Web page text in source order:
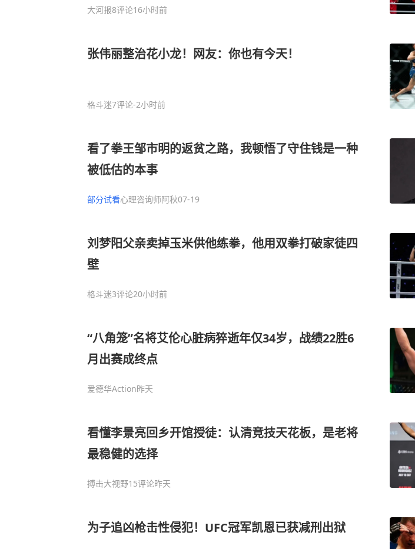
大河报8评论16小时前
张伟丽整治花小龙！网友：你也有今天！
格斗迷7评论-2小时前
看了拳王邹市明的返贫之路，我顿悟了守住钱是一种
被低估的本事
部分试看心理咨询师阿秋07-19
刘梦阳父亲卖掉玉米供他练拳，他用双拳打破家徒四
壁
格斗迷3评论20小时前
“八角笼”名将艾伦心脏病猝逝年仅34岁，战绩22胜6
月出赛成终点
爱德华Action昨天
看懂李景亮回乡开馆授徒：认清竞技天花板，是老将
最稳健的选择
搏击大视野15评论昨天
为子追凶枪击性侵犯！UFC冠军凯恩已获减刑出狱